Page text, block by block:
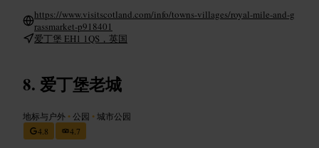
https://www.visitscotland.com/info/towns-villages/royal-mile-and-g
rassmarket-p918401
爱丁堡 EH1 1QS，英国
爱丁堡老城
地标与户外 •公园 •城市公园
4.8
4.7